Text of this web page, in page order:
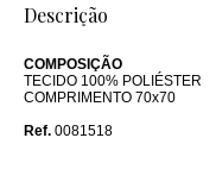
Descrição
COMPOSIÇÃO
TECIDO 100% POLIÉSTER
COMPRIMENTO 70x70
Ref. 0081518